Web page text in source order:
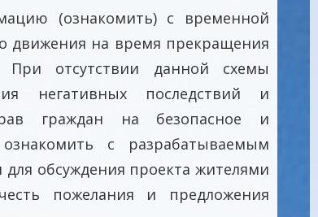
(ознакомить) с временной
движения на время прекращения
При отсутствии данной схемы
негативных последствий и
граждан на безопасное и
с разрабатываемым
обсуждения проекта жителями
пожелания и предложения